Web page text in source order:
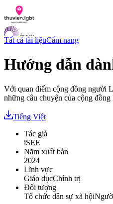
Danh sách tài liệu
Hỏi đáp
Liên lạc
EN
Tất cả tài liệuCẩm nang
Hướng dẫn
Với quan điểm cộng đồng người
những câu chuyện của cộng
Tiếng Việt
Tác giả
iSEE
Năm xuất bản
2024
Lĩnh vực
Giáo dụcChính trị
Đối tượng
Tổ chức dân sự xã hội